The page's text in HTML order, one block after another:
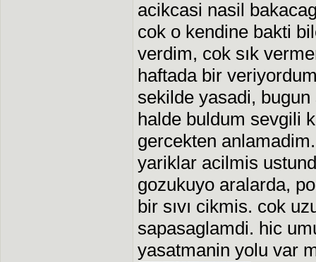
acikcasi nasil
cok o kendine bakti
verdim, cok sık
haftada bir
sekilde yasadi,
halde buldum sevgili
gercekten
yariklar acilmis
gozukuyo aralarda,
bir sıvı cikmis. cok
sapasaglamdi. hic
yasatmanin yolu var